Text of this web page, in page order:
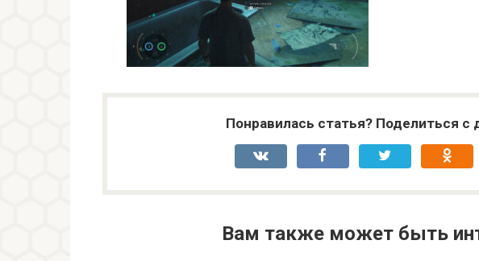
Понравилась статья? Поделиться с
Вам также может быть